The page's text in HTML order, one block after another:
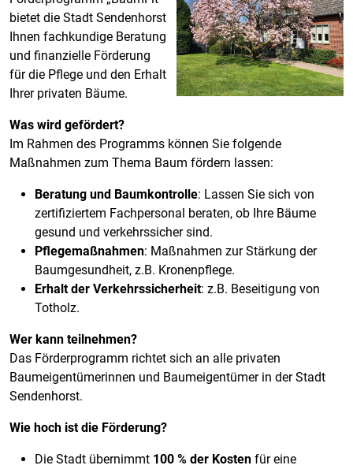
bietet die Stadt Sendenhorst
Ihnen fachkundige Beratung
und finanzielle Förderung
für die Pflege und den Erhalt
Ihrer privaten Bäume.
Was wird gefördert?
Im Rahmen des Programms können Sie folgende
Maßnahmen zum Thema Baum fördern lassen:
Beratung und Baumkontrolle: Lassen Sie sich von
zertifiziertem Fachpersonal beraten, ob Ihre Bäume
gesund und verkehrssicher sind.
Pflegemaßnahmen: Maßnahmen zur Stärkung der
Baumgesundheit, z.B. Kronenpflege.
Erhalt der Verkehrssicherheit: z.B. Beseitigung von
Totholz.
Wer kann teilnehmen?
Das Förderprogramm richtet sich an alle privaten
Baumeigentümerinnen und Baumeigentümer in der Stadt
Sendenhorst.
Wie hoch ist die Förderung?
Die Stadt übernimmt 100 % der Kosten für eine